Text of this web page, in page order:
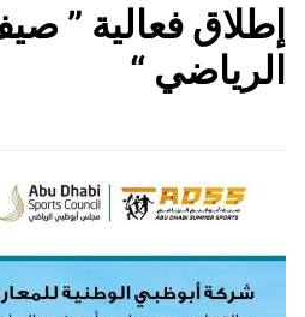
إطلاق فعالية ”
الرياضي “